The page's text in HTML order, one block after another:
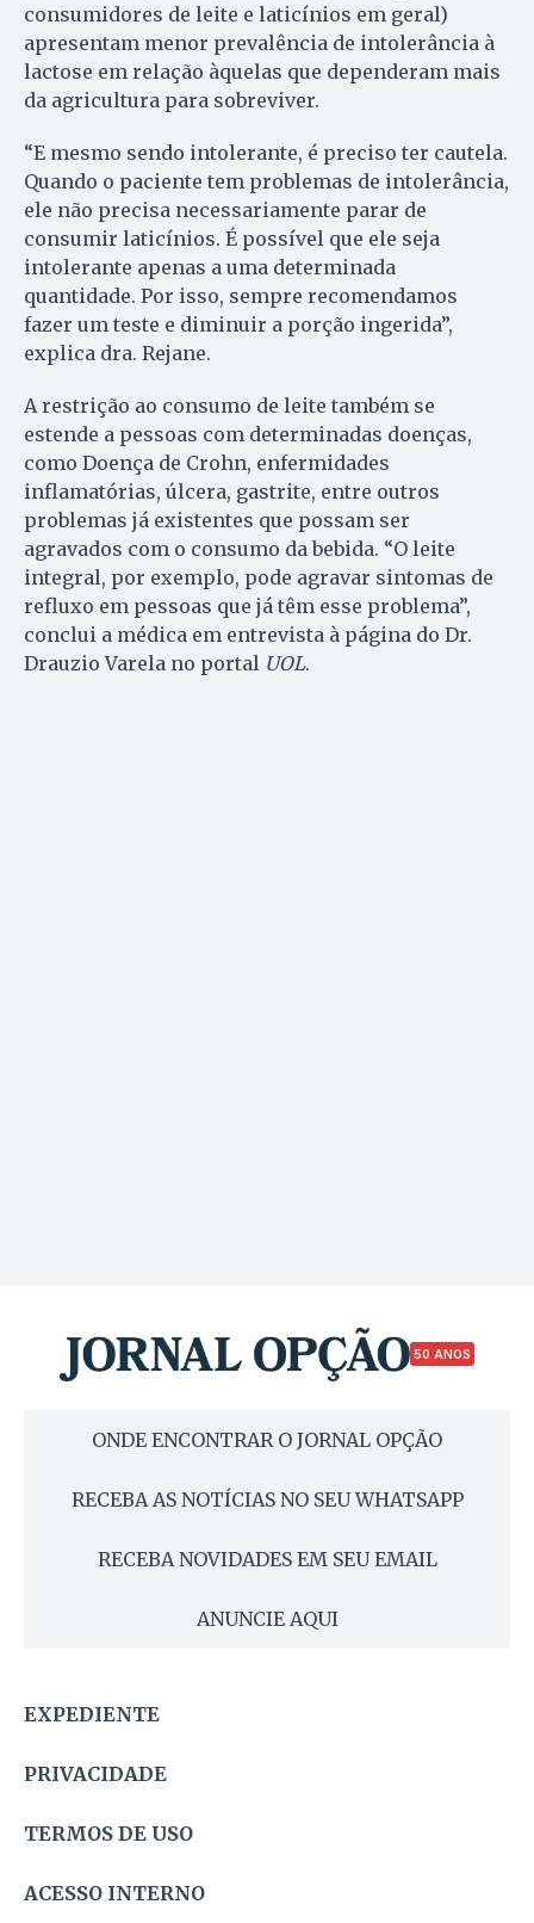
consumidores de leite e laticínios em geral)
apresentam menor prevalência de intolerância à
lactose em relação àquelas que dependeram mais
da agricultura para sobreviver.
“E mesmo sendo intolerante, é preciso ter cautela.
Quando o paciente tem problemas de intolerância,
ele não precisa necessariamente parar de
consumir laticínios. É possível que ele seja
intolerante apenas a uma determinada
quantidade. Por isso, sempre recomendamos
fazer um teste e diminuir a porção ingerida”,
explica dra. Rejane.
A restrição ao consumo de leite também se
estende a pessoas com determinadas doenças,
como Doença de Crohn, enfermidades
inflamatórias, úlcera, gastrite, entre outros
problemas já existentes que possam ser
agravados com o consumo da bebida. “O leite
integral, por exemplo, pode agravar sintomas de
refluxo em pessoas que já têm esse problema”,
conclui a médica em entrevista à página do Dr.
Drauzio Varela no portal UOL.
50 ANOS
ONDE ENCONTRAR O JORNAL OPÇÃO
RECEBA AS NOTÍCIAS NO SEU WHATSAPP
RECEBA NOVIDADES EM SEU EMAIL
ANUNCIE AQUI
EXPEDIENTE
PRIVACIDADE
TERMOS DE USO
ACESSO INTERNO